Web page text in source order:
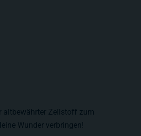
altbewährter Zellstoff zum
Wunder verbringen!